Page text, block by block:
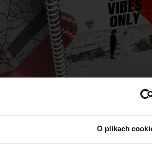
O plikach